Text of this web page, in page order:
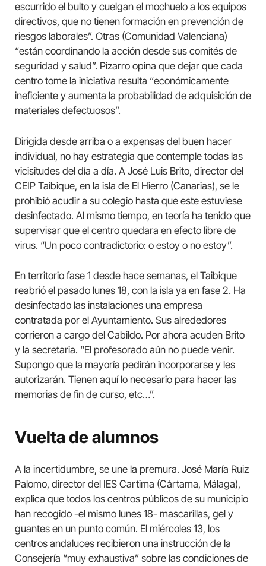
escurrido el bulto y cuelgan el mochuelo a los equipos
directivos, que no tienen formación en prevención de
riesgos laborales”. Otras (Comunidad Valenciana)
“están coordinando la acción desde sus comités de
seguridad y salud”. Pizarro opina que dejar que cada
centro tome la iniciativa resulta “económicamente
ineficiente y aumenta la probabilidad de adquisición de
materiales defectuosos”.
Dirigida desde arriba o a expensas del buen hacer
individual, no hay estrategia que contemple todas las
vicisitudes del día a día. A José Luis Brito, director del
CEIP Taibique, en la isla de El Hierro (Canarias), se le
prohibió acudir a su colegio hasta que este estuviese
desinfectado. Al mismo tiempo, en teoría ha tenido que
supervisar que el centro quedara en efecto libre de
virus. “Un poco contradictorio: o estoy o no estoy”.
En territorio fase 1 desde hace semanas, el Taibique
reabrió el pasado lunes 18, con la isla ya en fase 2. Ha
desinfectado las instalaciones una empresa
contratada por el Ayuntamiento. Sus alrededores
corrieron a cargo del Cabildo. Por ahora acuden Brito
y la secretaria. “El profesorado aún no puede venir.
Supongo que la mayoría pedirán incorporarse y les
autorizarán. Tienen aquí lo necesario para hacer las
memorias de fin de curso, etc…”.
Vuelta de alumnos
A la incertidumbre, se une la premura. José María Ruiz
Palomo, director del IES Cartima (Cártama, Málaga),
explica que todos los centros públicos de su municipio
han recogido -el mismo lunes 18- mascarillas, gel y
guantes en un punto común. El miércoles 13, los
centros andaluces recibieron una instrucción de la
Consejería “muy exhaustiva” sobre las condiciones de